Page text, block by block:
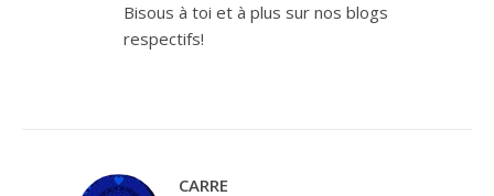
Bisous à toi et à plus sur nos blogs
respectifs!
CARRE